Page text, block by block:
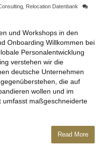
Relocation Datenbank
und Workshops in den
Onboarding Willkommen bei
Personalentwicklung
verstehen wir die
deutsche Unternehmen
die auf
wollen und im
umfasst maßgeschneiderte
Read More